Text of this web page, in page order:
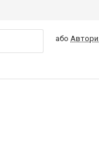
або